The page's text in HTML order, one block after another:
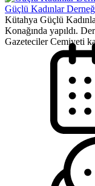
Güçlü Kadınlar
Kütahya Güçlü
Konağında yapıldı.
Gazeteciler Cemiyeti